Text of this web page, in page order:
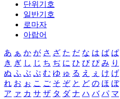
단위기호
일반기호
로마자
아랍어
あ ぁ か が さ ざ た だ な は ば ぱ
き ぎ し じ ち ぢ に ひ び ぴ み り
ぬ ふ ぶ ぷ む ゆ ゅ る え ぇ け げ
れ お ぉ こ ご そ ぞ と ど の ほ ぼ
ア ァ カ サ ザ タ ダ ナ ハ バ パ マ